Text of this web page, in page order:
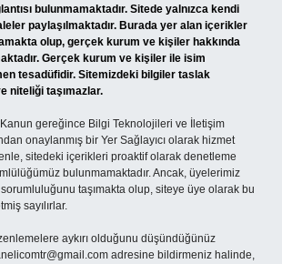
bulunmamaktadır. Sitede yalnızca kendi
paylaşılmaktadır. Burada yer alan içerikler
olup, gerçek kurum ve kişiler hakkında
Gerçek kurum ve kişiler ile isim
tesadüfidir. Sitemizdeki bilgiler taslak
niteliği taşımazlar.
Kanun gereğince Bilgi Teknolojileri ve İletişim
onaylanmış bir Yer Sağlayıcı olarak hizmet
sitedeki içerikleri proaktif olarak denetleme
bulunmamaktadır. Ancak, üyelerimiz
taşımakta olup, siteye üye olarak bu
sayılırlar.
aykırı olduğunu düşündüğünüz
adresine bildirmeniz halinde,